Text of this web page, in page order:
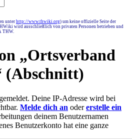
unter http://www.thwiki.org) um keine offizielle Seite der
wird ausschließlich von privaten Personen betrieben und
THW.
„Ortsverband
(Abschnitt)
Deine IP-Adresse wird bei
Melde dich an odererstelle ein
deinem Benutzernamen
Benutzerkonto hat eine ganze